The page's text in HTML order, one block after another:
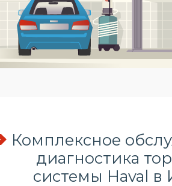
Комплексное
диагностика
системы Haval в